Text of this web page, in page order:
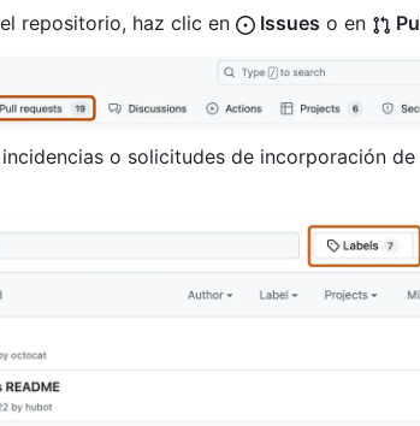
repositorio, haz clic en
Issues o en
o solicitudes de incorporación